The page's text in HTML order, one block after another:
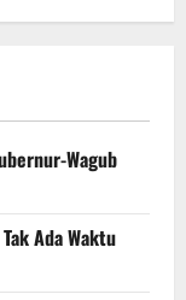
Wagub
Ada Waktu